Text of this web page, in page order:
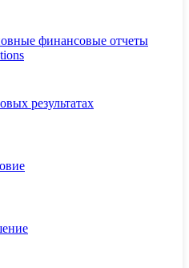
финансовые отчеты
результатах